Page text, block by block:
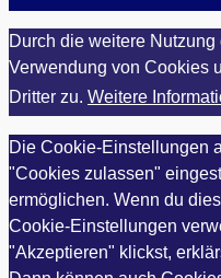
Durch die weitere
Verwendung von Cookies
Dritter zu. Weitere
Die Cookie-Einstellungen
"Cookies zulassen"
ermöglichen. Wenn du
Cookie-Einstellungen
"Akzeptieren" klickst,